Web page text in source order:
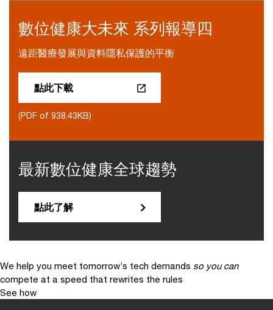
數位健康大未來 系列報導四
遠距醫療發展與資料隱私保護的平衡
點此下載
(PDF of 938.43KB)
最新數位健康全球趨勢
點此了解
We help you meet tomorrow’s tech demands so you can
compete at a speed that rewrites the rules
See how